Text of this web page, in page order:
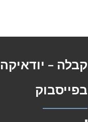
קבלה – יודאיקה
בפייסבוק